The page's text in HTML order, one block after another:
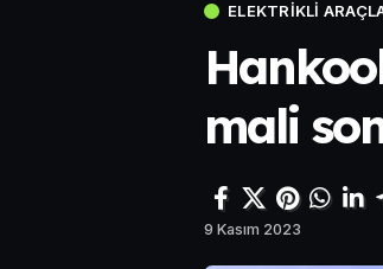
ELEKTRIKLI
mali
9 Kasım 2023